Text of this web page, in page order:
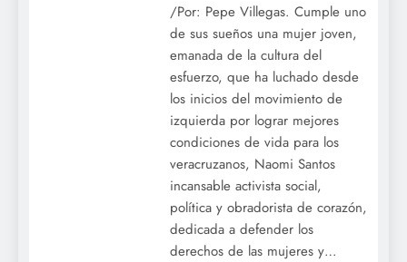
/Por: Pepe Villegas. Cumple uno
de sus sueños una mujer joven,
emanada de la cultura del
esfuerzo, que ha luchado desde
los inicios del movimiento de
izquierda por lograr mejores
condiciones de vida para los
veracruzanos, Naomi Santos
incansable activista social,
política y obradorista de corazón,
dedicada a defender los
derechos de las mujeres y…